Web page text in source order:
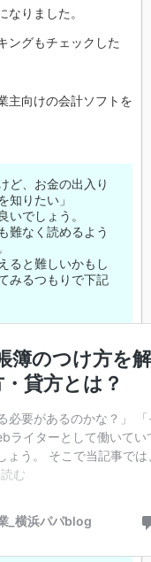
りました。
ングもチェックした
主向けの会計ソフトを
ど、お金の出入り
知りたい」
いでしょう。
難なく読めるよう
ると難しいかもし
みるつもりで下記